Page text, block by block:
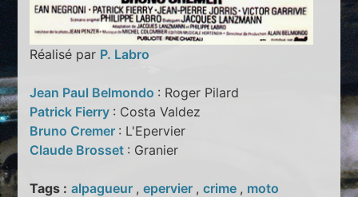
Réalisé par P. Labro
Jean Paul Belmondo : Roger Pilard
Patrick Fierry : Costa Valdez
Bruno Cremer : L'Epervier
Claude Brosset : Granier
Tags : alpagueur ,epervier ,crime , moto